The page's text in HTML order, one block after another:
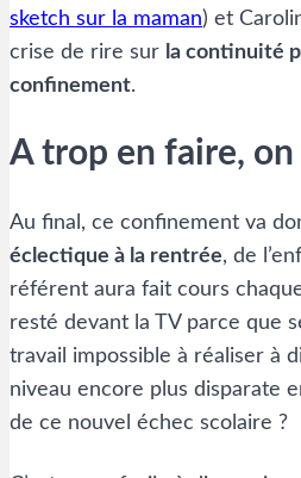
sketch sur la maman) et
crise de rire sur la continuité
confinement.
A trop en faire, on
Au final, ce confinement va
éclectique à la rentrée, de
référent aura fait cours
resté devant la TV parce que
travail impossible à réaliser à
niveau encore plus disparate
de ce nouvel échec scolaire ?